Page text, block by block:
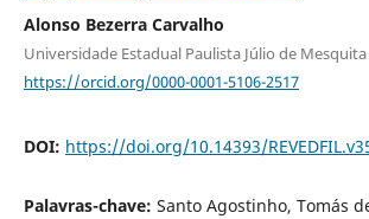
Alonso Bezerra Carvalho
Universidade Estadual Paulista Júlio de Mesquita
https://orcid.org/0000-0001-5106-2517
DOI: https://doi.org/10.14393/
Palavras-chave: Santo Agostinho, Tomás